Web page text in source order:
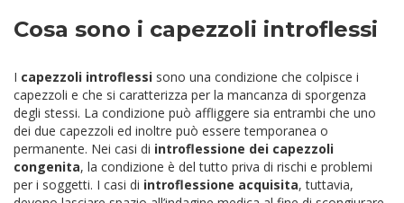
Cosa sono i capezzoli introflessi
I capezzoli introflessi sono una condizione che colpisce i
capezzoli e che si caratterizza per la mancanza di sporgenza
degli stessi. La condizione può affliggere sia entrambi che uno
dei due capezzoli ed inoltre può essere temporanea o
permanente. Nei casi di introflessione dei capezzoli
congenita, la condizione è del tutto priva di rischi e problemi
per i soggetti. I casi di introflessione acquisita, tuttavia,